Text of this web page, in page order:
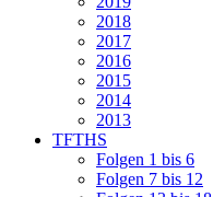
2018
2017
2016
2015
2014
2013
TFTHS
Folgen 1 bis 6
Folgen 7 bis 12